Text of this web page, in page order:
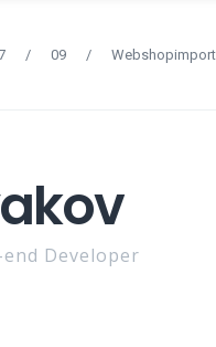
/ 09 /
Developer